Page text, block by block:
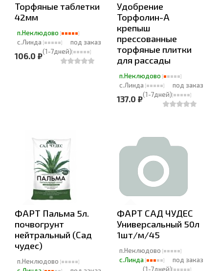
Торфяные таблетки
42мм
п.Неклюдово
с.Линда
под заказ
(1-7дней)
106.0 ₽
Удобрение
Торфолин-А
крепыш
прессованные
торфяные плитки
для рассады
п.Неклюдово
с.Линда
под заказ
(1-7дней)
137.0 ₽
ФАРТ Пальма 5л.
почвогрунт
нейтральный (Сад
чудес)
п.Неклюдово
ФАРТ САД ЧУДЕС
Универсальный 50л
1шт/м/45
п.Неклюдово
с.Линда
под заказ
(1-7дней)